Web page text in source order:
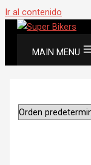
Ir al contenido
MAIN MENU